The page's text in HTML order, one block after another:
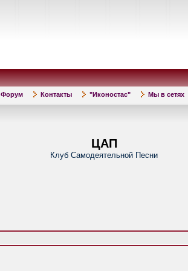
Форум Контакты "Иконостас" Мы в сетях
ЦАП
Клуб Самодеятельной Песни